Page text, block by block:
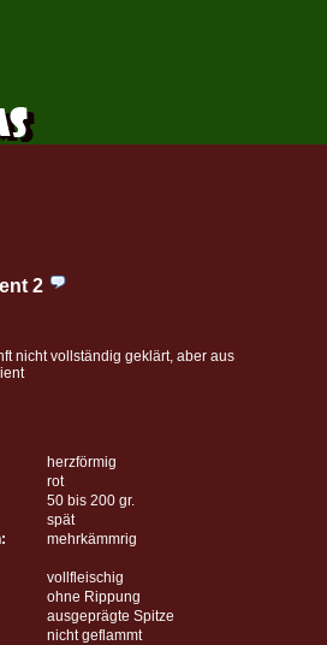
2
nicht vollständig geklärt, aber aus
herzförmig
rot
50 bis 200 gr.
spät
mehrkämmrig
vollfleischig
ohne Rippung
ausgeprägte Spitze
nicht geflammt